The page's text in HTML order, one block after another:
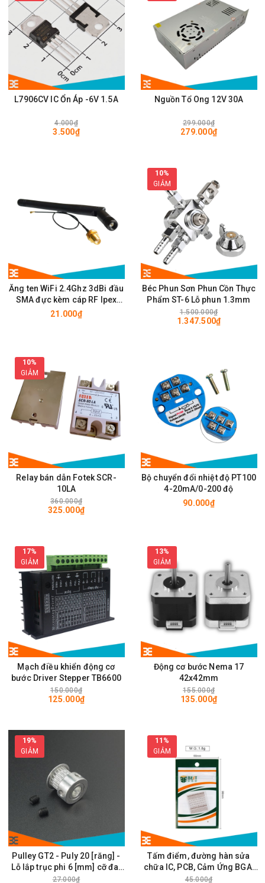
L7906CV IC Ổn Áp -6V 1.5A
4.000₫
3.500₫
Nguồn Tổ Ong 12V 30A
299.000₫
279.000₫
Ăng ten WiFi 2.4Ghz 3dBi đầu
SMA đực kèm cáp RF Ipex
10cm
21.000₫
10%
GIẢM
Béc Phun Sơn Phun Cồn Thực
Phẩm ST-6 Lỗ phun 1.3mm
1.500.000₫
1.347.500₫
10%
GIẢM
Relay bán dẫn Fotek SCR-
10LA
360.000₫
325.000₫
Bộ chuyển đổi nhiệt độ PT100
4-20mA/0-200 độ
90.000₫
17%
GIẢM
Mạch điều khiển động cơ
bước Driver Stepper TB6600
150.000₫
125.000₫
13%
GIẢM
Động cơ bước Nema 17
42x42mm
155.000₫
135.000₫
19%
GIẢM
Pulley GT2 - Puly 20 [răng] -
Lỗ lắp trục phi 6 [mm] cỡ đai
rộng 6mm
27.000₫
11%
GIẢM
Tấm điểm, đường hàn sửa
chữa IC, PCB, Cảm Ứng BGA,
Vân Tay Điện Thoại, Pad - Best
45.000₫